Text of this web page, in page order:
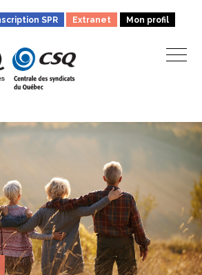
SPR Extranet Mon profil